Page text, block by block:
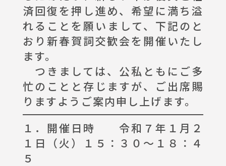
済回復を押し進め、希望に満ち溢
れることを願いまして、下記のと
おり新春賀詞交歓会を開催いたし
ます。
つきましては、公私ともにご多
忙のことと存じますが、ご出席賜
りますようご案内申し上げます。
１．開催日時 令和７年１月２
１日（火）１５：３０～１８：４
５